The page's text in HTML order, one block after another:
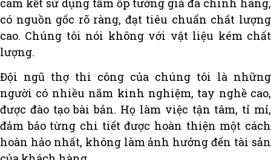
có nguồn gốc rõ ràng, đạt tiêu chuẩn chất lượng
cao. Chúng tôi nói không với vật liệu kém chất
lượng.
Đội ngũ thợ thi công của chúng tôi là những
người có nhiều năm kinh nghiệm, tay nghề cao,
được đào tạo bài bản. Họ làm việc tận tâm, tỉ mỉ,
đảm bảo từng chi tiết được hoàn thiện một cách
hoàn hảo nhất, không làm ảnh hưởng đến tài sản